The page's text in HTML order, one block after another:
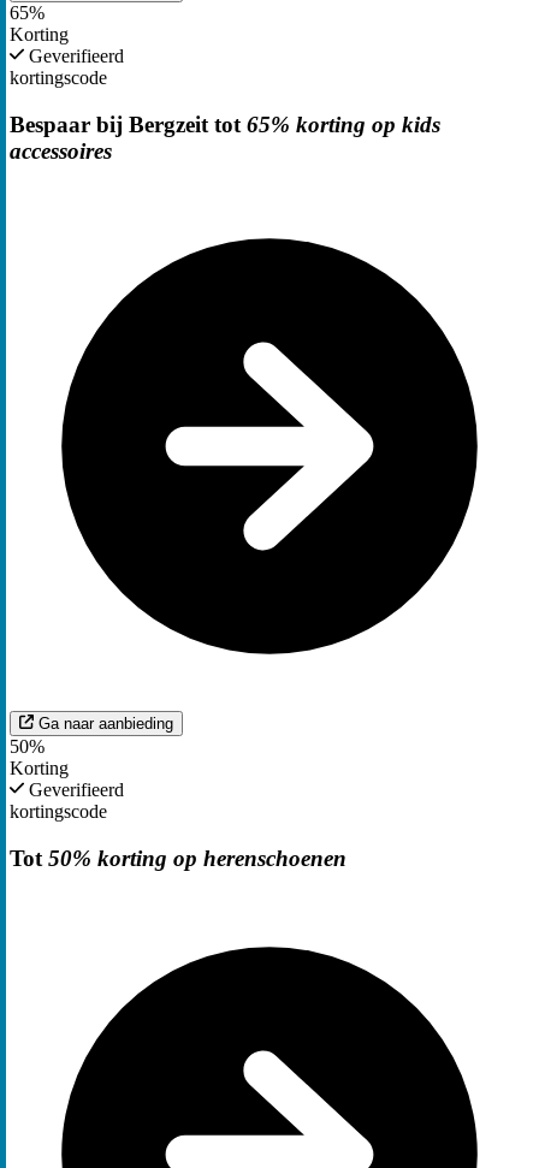
65%
Korting
Geverifieerd
kortingscode
Bespaar bij Bergzeit tot 65% korting op kids
accessoires
Ga naar aanbieding
50%
Korting
Geverifieerd
kortingscode
Tot 50% korting op herenschoenen